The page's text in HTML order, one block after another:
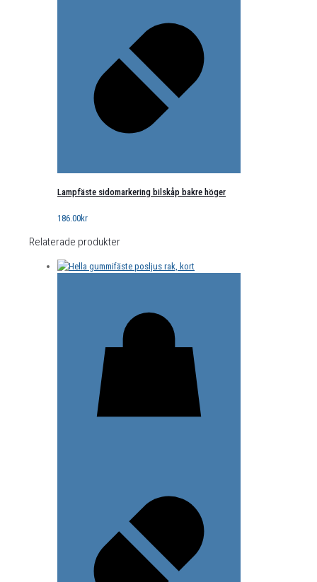
Lampfäste sidomarkering bilskåp bakre höger
186.00kr
Relaterade produkter